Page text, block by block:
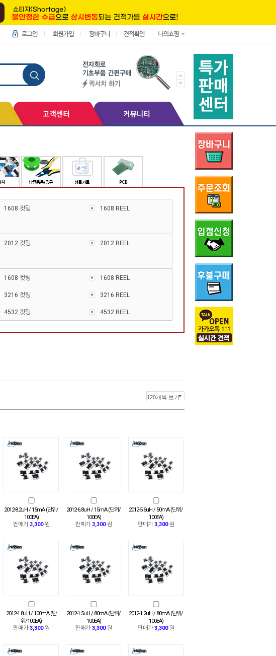
1608 컷팅 1608 REEL
2012 컷팅 2012 REEL
1608 컷팅 1608 REEL
3216 컷팅 3216 REEL
4532 컷팅 4532 REEL
2012-8.2uH / 15mA (단위/
100EA)
판매가3,300원
2012-6.8uH / 15mA (단위/
100EA)
판매가3,300원
2012-5.6uH / 50mA (단위/
100EA)
판매가3,300원
2012-1.8uH / 100mA (단
위/100EA)
판매가3,300원
2012-1.5uH / 80mA (단위/
100EA)
판매가3,300원
2012-1.2uH / 80mA (단위/
100EA)
판매가3,300원